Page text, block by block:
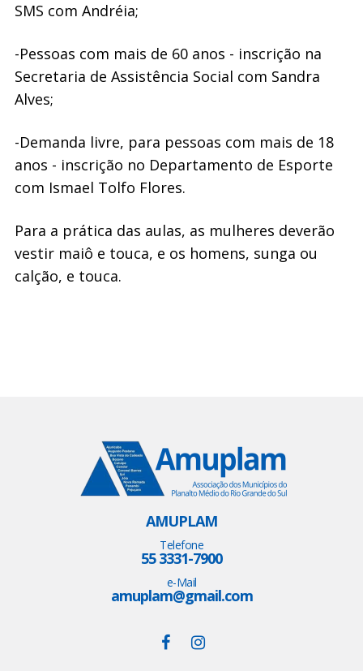
SMS com Andréia;
-Pessoas com mais de 60 anos - inscrição na
Secretaria de Assistência Social com Sandra
Alves;
-Demanda livre, para pessoas com mais de 18
anos - inscrição no Departamento de Esporte
com Ismael Tolfo Flores.
Para a prática das aulas, as mulheres deverão
vestir maiô e touca, e os homens, sunga ou
calção, e touca.
AMUPLAM
Telefone
55 3331-7900
e-Mail
amuplam@gmail.com